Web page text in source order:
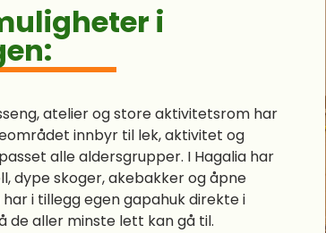
i
atelier og store aktivitetsrom har
innbyr til lek, aktivitet og
alle aldersgrupper. I Hagalia har
dype skoger, akebakker og åpne
i tillegg egen gapahuk direkte i
de aller minste lett kan gå til.